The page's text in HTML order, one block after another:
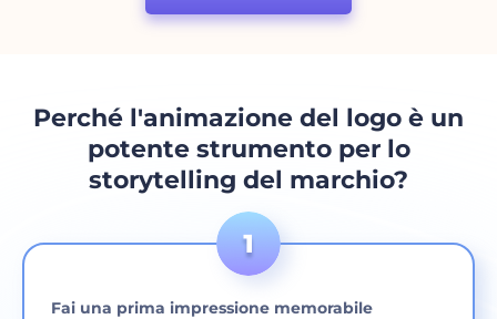
Perché l'animazione del logo è un
potente strumento per lo
storytelling del marchio?
Fai una prima impressione memorabile